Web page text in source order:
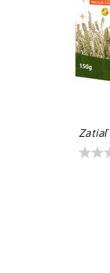
Zatiaľ